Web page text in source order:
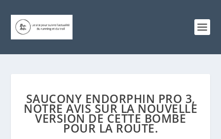
SAUCONY ENDORPHIN PRO 3,
NOTRE AVIS SUR LA NOUVELLE
VERSION DE CETTE BOMBE
POUR LA ROUTE.